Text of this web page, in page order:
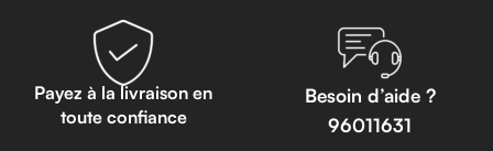
Payez à la livraison en
toute confiance
Besoin d’aide ?
96011631